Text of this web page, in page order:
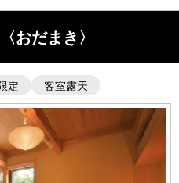
おだまき〉
定 客室露天